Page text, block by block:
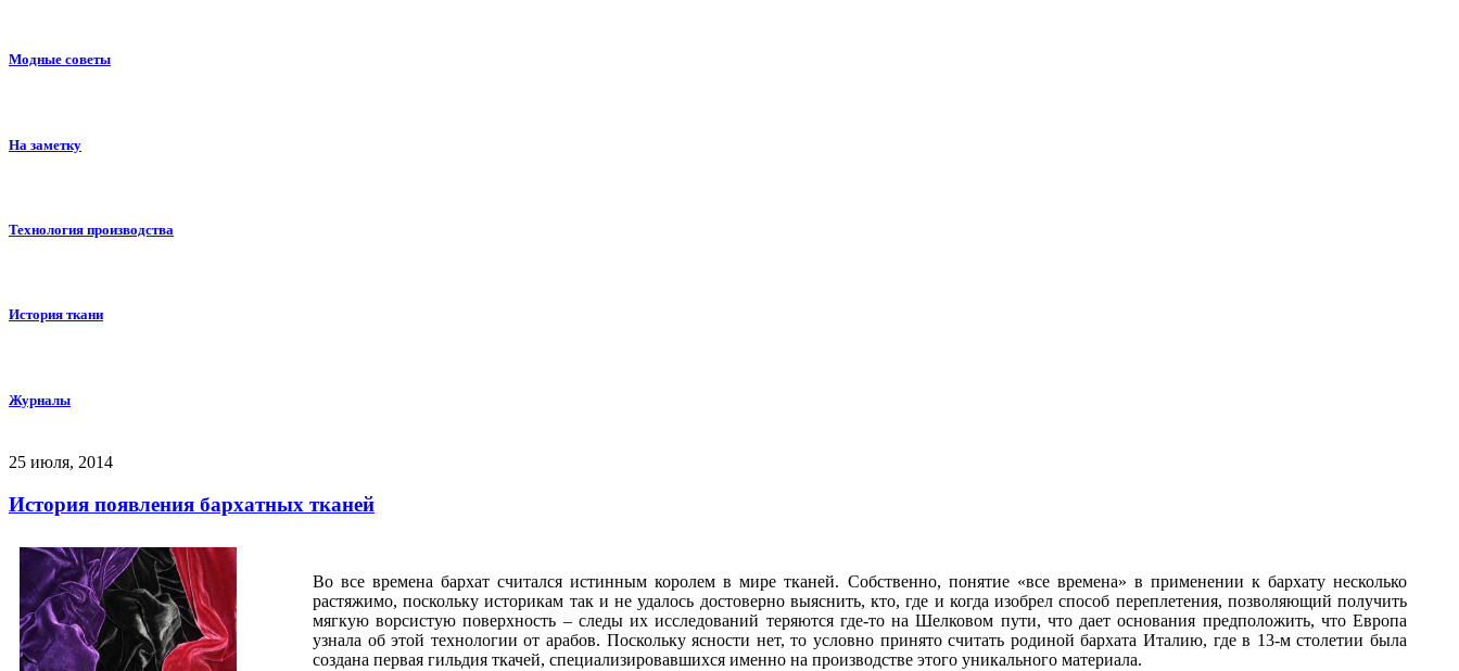
Модные советы
На заметку
Технология производства
История ткани
Журналы
25 июля, 2014
История появления бархатных тканей
Во все времена бархат считался истинным королем в мире тканей. Собственно, понятие «все времена» в применении к бархату несколько
растяжимо, поскольку историкам так и не удалось достоверно выяснить, кто, где и когда изобрел способ переплетения, позволяющий получить
мягкую ворсистую поверхность – следы их исследований теряются где-то на Шелковом пути, что дает основания предположить, что Европа
узнала об этой технологии от арабов. Поскольку ясности нет, то условно принято считать родиной бархата Италию, где в 13-м столетии была
создана первая гильдия ткачей, специализировавшихся именно на производстве этого уникального материала.